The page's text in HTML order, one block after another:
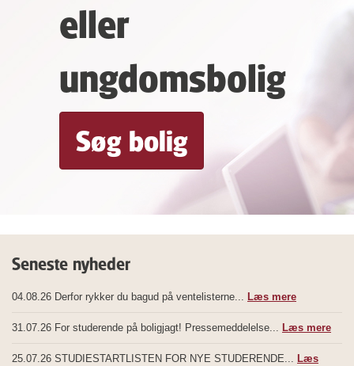
eller
ungdomsbolig
Søg bolig
Seneste nyheder
04.08.26 Derfor rykker du bagud på ventelisterne... Læs mere
31.07.26 For studerende på boligjagt! Pressemeddelelse... Læs mere
25.07.26 STUDIESTARTLISTEN FOR NYE STUDERENDE... Læs